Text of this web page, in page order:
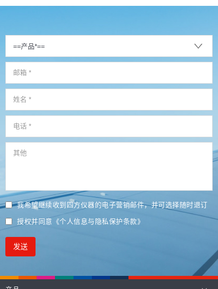
我希望继续收到四方仪器的电子营销邮件，并可选择随时退订
授权并同意 《个人信息与隐私保护条款》
发送